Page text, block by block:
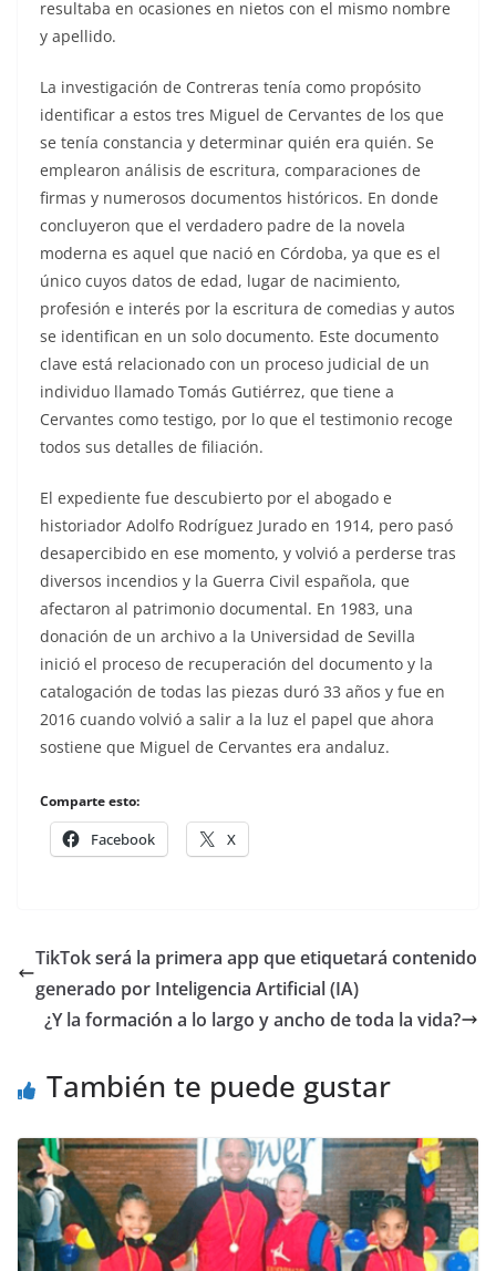
resultaba en ocasiones en nietos con el mismo nombre
y apellido.
La investigación de Contreras tenía como propósito
identificar a estos tres Miguel de Cervantes de los que
se tenía constancia y determinar quién era quién. Se
emplearon análisis de escritura, comparaciones de
firmas y numerosos documentos históricos. En donde
concluyeron que el verdadero padre de la novela
moderna es aquel que nació en Córdoba, ya que es el
único cuyos datos de edad, lugar de nacimiento,
profesión e interés por la escritura de comedias y autos
se identifican en un solo documento. Este documento
clave está relacionado con un proceso judicial de un
individuo llamado Tomás Gutiérrez, que tiene a
Cervantes como testigo, por lo que el testimonio recoge
todos sus detalles de filiación.
El expediente fue descubierto por el abogado e
historiador Adolfo Rodríguez Jurado en 1914, pero pasó
desapercibido en ese momento, y volvió a perderse tras
diversos incendios y la Guerra Civil española, que
afectaron al patrimonio documental. En 1983, una
donación de un archivo a la Universidad de Sevilla
inició el proceso de recuperación del documento y la
catalogación de todas las piezas duró 33 años y fue en
2016 cuando volvió a salir a la luz el papel que ahora
sostiene que Miguel de Cervantes era andaluz.
Comparte esto:
Facebook X
TikTok será la primera app que etiquetará contenido
generado por Inteligencia Artificial (IA)
¿Y la formación a lo largo y ancho de toda la vida?
También te puede gustar